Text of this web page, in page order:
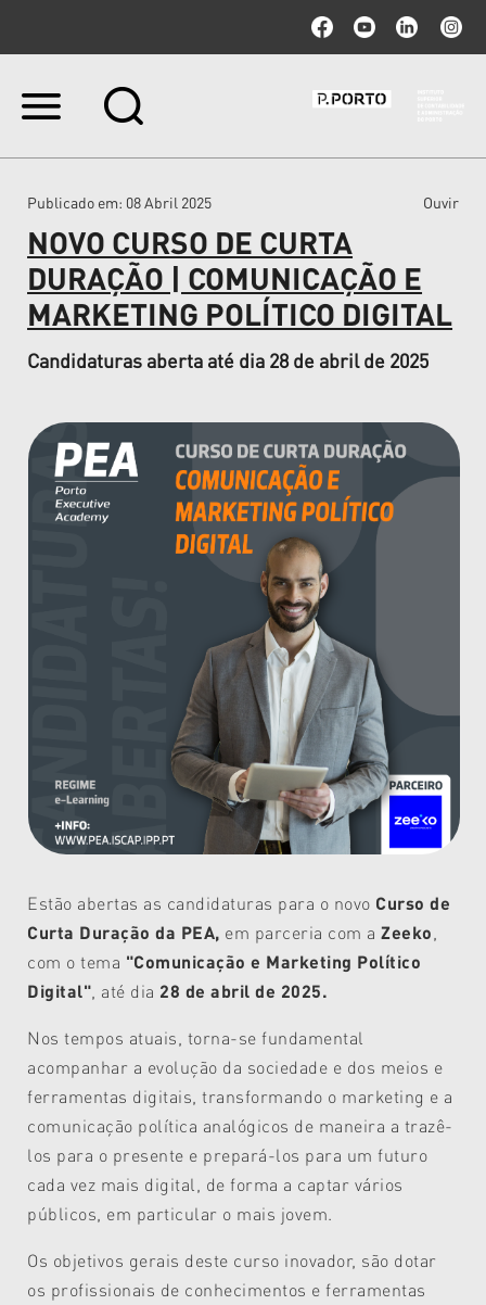
Ir
Ir
navegação
Publicado em: 08 Abril 2025 Ouvir
NOVO CURSO DE CURTA
DURAÇÃO | COMUNICAÇÃO E
MARKETING POLÍTICO DIGITAL
Candidaturas aberta até dia 28 de abril de 2025
Estão abertas as candidaturas para o novo Curso de
Curta Duração da PEA, em parceria com aZeeko
com o tema "Comunicação e Marketing Político
Digital" , até dia 28 de abril de 2025.
Nos tempos atuais, torna-se fundamental
acompanhar a evolução da sociedade e dos meios e
ferramentas digitais, transformando o marketing e a
comunicação política analógicos de maneira a trazê-
los para o presente e prepará-los para um futuro
cada vez mais digital, de forma a captar vários
públicos, em particular o mais jovem.
Os objetivos gerais deste curso inovador, são dotar
os profissionais de conhecimentos e ferramentas